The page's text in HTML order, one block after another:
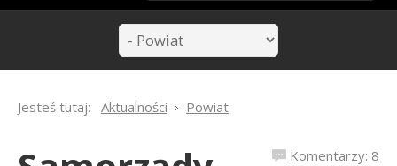
Jesteś tutaj: Aktualności Powiat
Komentarzy: 8